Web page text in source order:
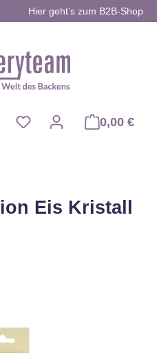
Hier geht’s zum B2B-Shop
0,00 €
Eis Kristall